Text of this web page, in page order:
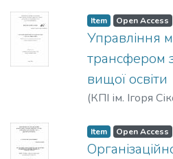
Item Open Access
Управління
трансфером
вищої освіти
(КПІ ім. Ігоря
Item Open Access